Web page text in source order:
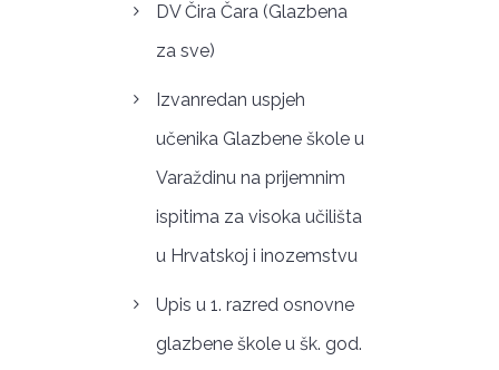
DV Čira Čara (Glazbena
za sve)
Izvanredan uspjeh
učenika Glazbene škole u
Varaždinu na prijemnim
ispitima za visoka učilišta
u Hrvatskoj i inozemstvu
Upis u 1. razred osnovne
glazbene škole u šk. god.